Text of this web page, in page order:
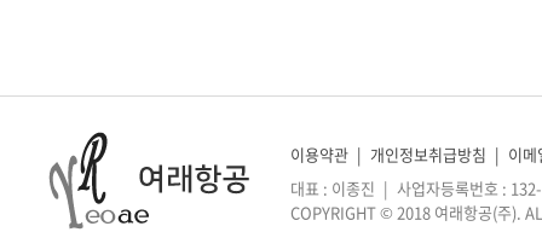
이용약관 | 개인정보취급방침 | 이
대표 : 이종진 | 사업자등록번호 :
COPYRIGHT © 2018 여래항공(주).